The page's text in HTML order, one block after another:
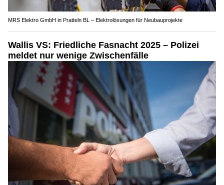
MRS Elektro GmbH in Pratteln BL – Elektrolösungen für Neubauprojekte
Wallis VS: Friedliche Fasnacht 2025 – Polizei
meldet nur wenige Zwischenfälle